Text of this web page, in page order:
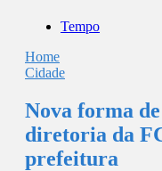
Tempo
Home
Cidade
Nova forma
diretoria da
prefeitura